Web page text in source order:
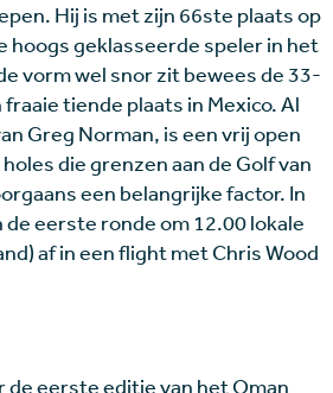
Hij is met zijn 66ste plaats op
hoogs geklasseerde speler in het
vorm wel snor zit bewees de 33-
tiende plaats in Mexico. Al
Greg Norman, is een vrij open
die grenzen aan de Golf van
een belangrijke factor. In
de eerste ronde om 12.00 lokale
af in een flight met Chris Wood
de eerste editie van het Oman